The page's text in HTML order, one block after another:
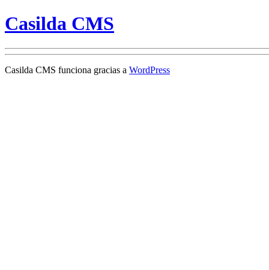
Casilda CMS
Casilda CMS funciona gracias a WordPress